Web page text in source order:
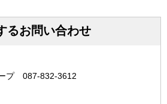
るお問い合わせ
プ 087-832-3612